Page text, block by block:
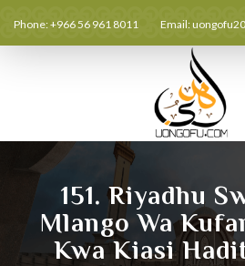
Phone: +966 56 961 8011 Email:
151. Riyadhu
Mlango Wa
Kwa Kiasi